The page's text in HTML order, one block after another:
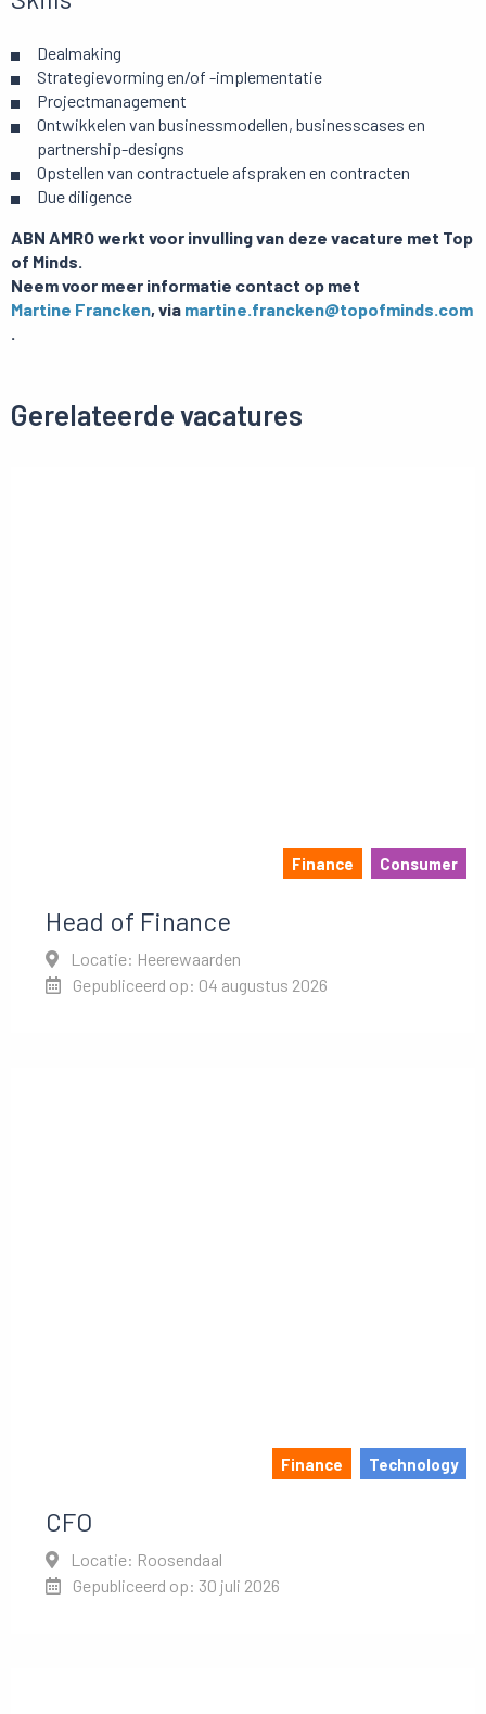
Dealmaking
Strategievorming en/of -implementatie
Projectmanagement
Ontwikkelen van businessmodellen, businesscases en
partnership-designs
Opstellen van contractuele afspraken en contracten
Due diligence
ABN AMRO werkt voor invulling van deze vacature met Top
of Minds.
Neem voor meer informatie contact op met
Martine Francken, via martine.francken@topofminds.com
.
Gerelateerde vacatures
Finance Consumer
Head of Finance
Locatie: Heerewaarden
Gepubliceerd op: 04 augustus 2026
Finance Technology
CFO
Locatie: Roosendaal
Gepubliceerd op: 30 juli 2026